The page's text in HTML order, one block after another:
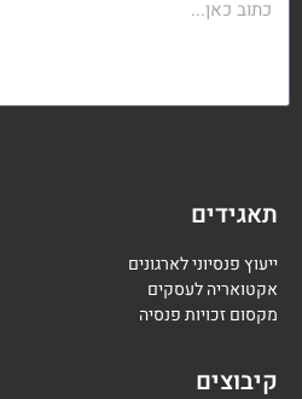
תאגידים
ייעוץ פנסיוני לארגונים
אקטואריה לעסקים
מקסום זכויות פנסיה
קיבוצים